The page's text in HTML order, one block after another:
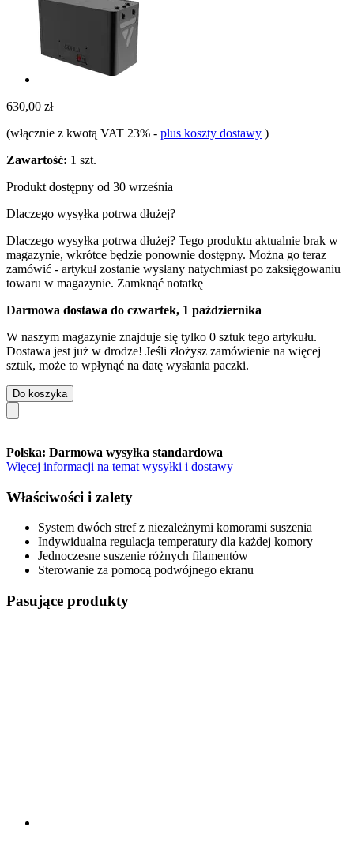
630,00 zł
(włącznie z kwotą VAT 23% - plus koszty dostawy )
Zawartość: 1 szt.
Produkt dostępny od 30 września
Dlaczego wysyłka potrwa dłużej?
Dlaczego wysyłka potrwa dłużej? Tego produktu aktualnie brak w
magazynie, wkrótce będzie ponownie dostępny. Można go teraz
zamówić - artykuł zostanie wysłany natychmiast po zaksięgowaniu
towaru w magazynie. Zamknąć notatkę
Darmowa dostawa do czwartek, 1 października
W naszym magazynie znajduje się tylko 0 sztuk tego artykułu.
Dostawa jest już w drodze! Jeśli złożysz zamówienie na więcej
sztuk, może to wpłynąć na datę wysłania paczki.
Do koszyka
Polska: Darmowa wysyłka standardowa
Więcej informacji na temat wysyłki i dostawy
Właściwości i zalety
System dwóch stref z niezależnymi komorami suszenia
Indywidualna regulacja temperatury dla każdej komory
Jednoczesne suszenie różnych filamentów
Sterowanie za pomocą podwójnego ekranu
Pasujące produkty